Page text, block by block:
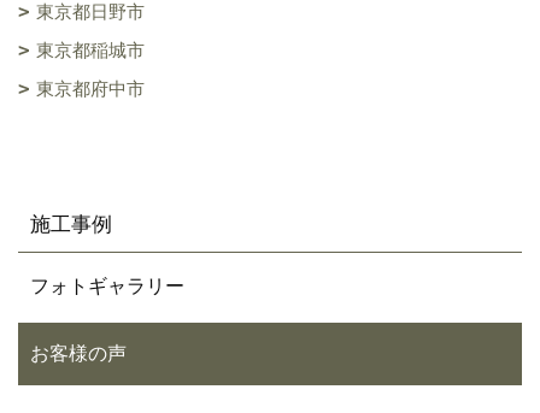
東京都日野市
東京都稲城市
東京都府中市
施工事例
フォトギャラリー
お客様の声